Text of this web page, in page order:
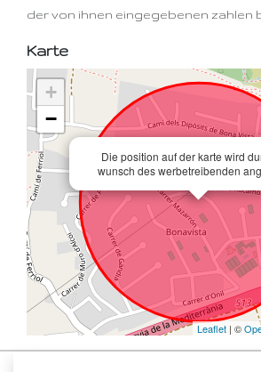
der von ihnen eingegebenen zahlen
Karte
Die position auf der karte wird
wunsch des werbetreibenden
+
−
Leaflet | ©